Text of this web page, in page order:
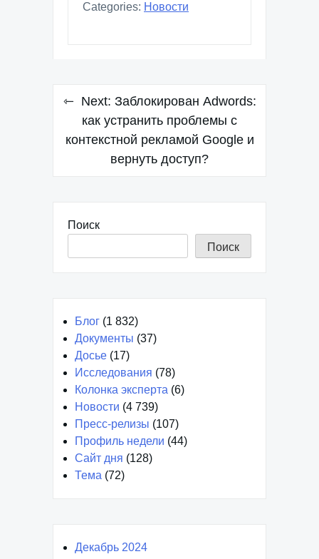
Categories: Новости
Навигация
записям
Next: Заблокирован Adwords:
как устранить проблемы с
контекстной рекламой Google и
вернуть доступ?
Поиск
Поиск
Блог (1 832)
Документы (37)
Досье (17)
Исследования (78)
Колонка эксперта (6)
Новости (4 739)
Пресс-релизы (107)
Профиль недели (44)
Сайт дня (128)
Тема (72)
Декабрь 2024